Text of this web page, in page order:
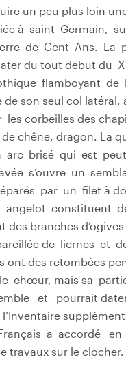
un peu plus loin
à saint Germain,
de Cent Ans. La
du tout début du
flamboyant de
de son seul col­
corbeilles des
chêne, dragon. La
brisé qui est
s’ouvre un
par un filet à
constituent
branches
de liernes et
ont des retombées
chœur, mais sa
et pourrait
a accordé
sur le clocher.